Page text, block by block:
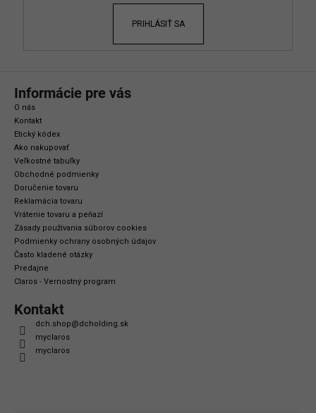
PRIHLÁSIŤ SA
Informácie pre vás
O nás
Kontakt
Etický kódex
Ako nakupovať
Veľkostné tabuľky
Obchodné podmienky
Doručenie tovaru
Reklamácia tovaru
Vrátenie tovaru a peňazí
Zásady používania súborov cookies
Podmienky ochrany osobných údajov
Často kladené otázky
Predajne
Claros - Vernostný program
Kontakt
dch.shop@dcholding.sk
myclaros
myclaros